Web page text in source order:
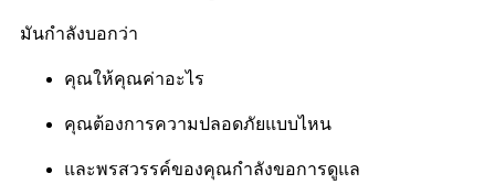
มันกำลังบอกว่า
คุณให้คุณค่าอะไร
คุณต้องการความปลอดภัยแบบไหน
และพรสวรรค์ของคุณกำลังขอการดูแล